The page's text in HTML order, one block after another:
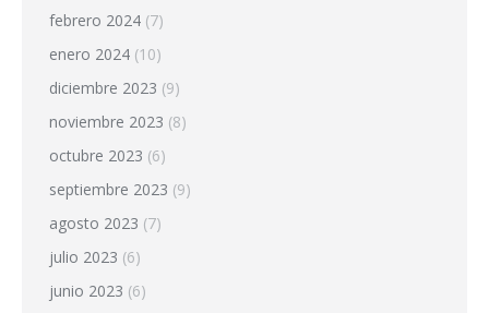
febrero 2024 (7)
enero 2024 (10)
diciembre 2023 (9)
noviembre 2023 (8)
octubre 2023 (6)
septiembre 2023 (9)
agosto 2023 (7)
julio 2023 (6)
junio 2023 (6)